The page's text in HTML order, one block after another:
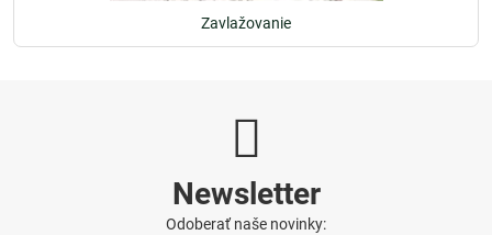
Zavlažovanie
Newsletter
Odoberať naše novinky: